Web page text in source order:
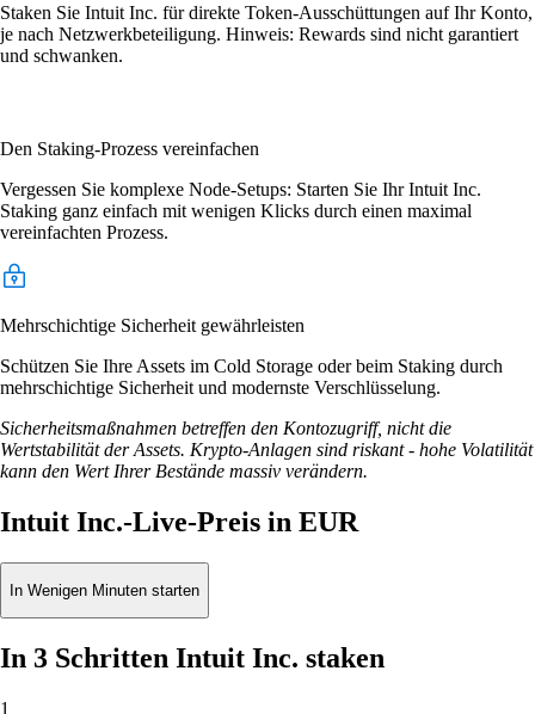
Staken Sie Intuit Inc. für direkte Token-Ausschüttungen auf Ihr Konto,
je nach Netzwerkbeteiligung. Hinweis: Rewards sind nicht garantiert
und schwanken.
Den Staking-Prozess vereinfachen
Vergessen Sie komplexe Node-Setups: Starten Sie Ihr Intuit Inc.
Staking ganz einfach mit wenigen Klicks durch einen maximal
vereinfachten Prozess.
Mehrschichtige Sicherheit gewährleisten
Schützen Sie Ihre Assets im Cold Storage oder beim Staking durch
mehrschichtige Sicherheit und modernste Verschlüsselung.
Sicherheitsmaßnahmen betreffen den Kontozugriff, nicht die
Wertstabilität der Assets. Krypto-Anlagen sind riskant - hohe Volatilität
kann den Wert Ihrer Bestände massiv verändern.
Intuit Inc.-Live-Preis in EUR
In Wenigen Minuten starten
In 3 Schritten Intuit Inc. staken
1